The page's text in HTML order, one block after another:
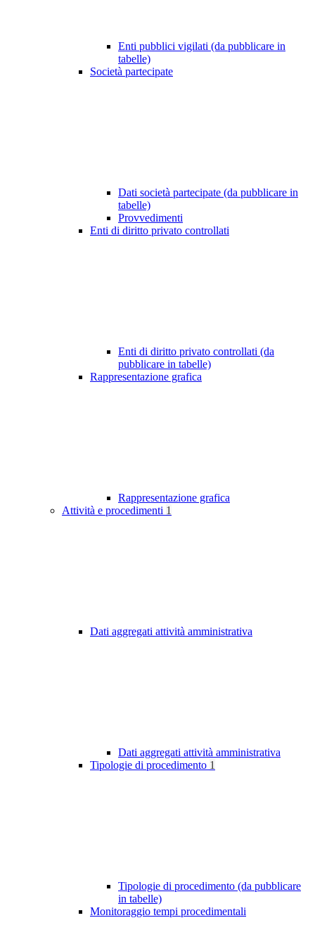
Enti pubblici vigilati (da pubblicare in
tabelle)
Società partecipate
Dati società partecipate (da pubblicare in
tabelle)
Provvedimenti
Enti di diritto privato controllati
Enti di diritto privato controllati (da
pubblicare in tabelle)
Rappresentazione grafica
Rappresentazione grafica
Attività e procedimenti 1
Dati aggregati attività amministrativa
Dati aggregati attività amministrativa
Tipologie di procedimento 1
Tipologie di procedimento (da pubblicare
in tabelle)
Monitoraggio tempi procedimentali